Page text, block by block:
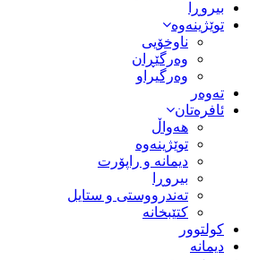
بیروڕا
توێژینەوە
ناوخۆیی
وەرگێڕان
وەرگیراو
تەوەر
ئافرەتان
هەواڵ
توێژینەوە
دیمانە و راپۆرت
بیروڕا
تەندرووستی و ستایل
کتێبخانە
کولتوور
دیمانە